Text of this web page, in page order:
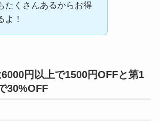
たくさんあるからお得
よ！
円以上で1500円OFFと第1
30%OFF